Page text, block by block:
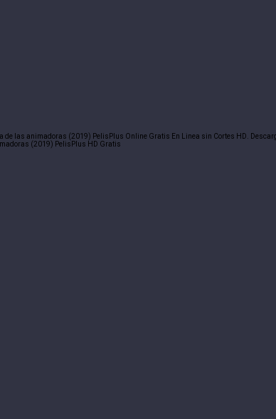
las animadoras (2019) PelisPlus Online Gratis En Linea sin Cortes HD.
(2019) PelisPlus HD Gratis